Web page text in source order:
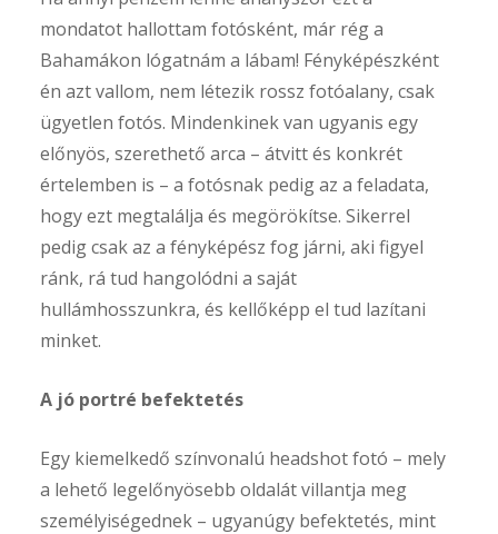
mondatot hallottam fotósként, már rég a
Bahamákon lógatnám a lábam! Fényképészként
én azt vallom, nem létezik rossz fotóalany, csak
ügyetlen fotós. Mindenkinek van ugyanis egy
előnyös, szerethető arca – átvitt és konkrét
értelemben is – a fotósnak pedig az a feladata,
hogy ezt megtalálja és megörökítse. Sikerrel
pedig csak az a fényképész fog járni, aki figyel
ránk, rá tud hangolódni a saját
hullámhosszunkra, és kellőképp el tud lazítani
minket.
A jó portré befektetés
Egy kiemelkedő színvonalú headshot fotó – mely
a lehető legelőnyösebb oldalát villantja meg
személyiségednek – ugyanúgy befektetés, mint